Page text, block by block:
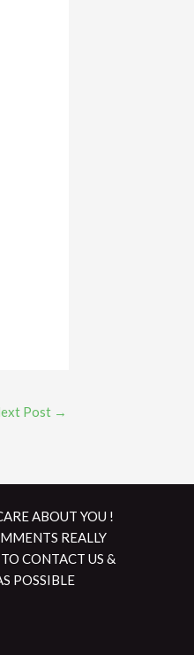
Post →
ABOUT YOU !
REALLY
CONTACT US &
POSSIBLE